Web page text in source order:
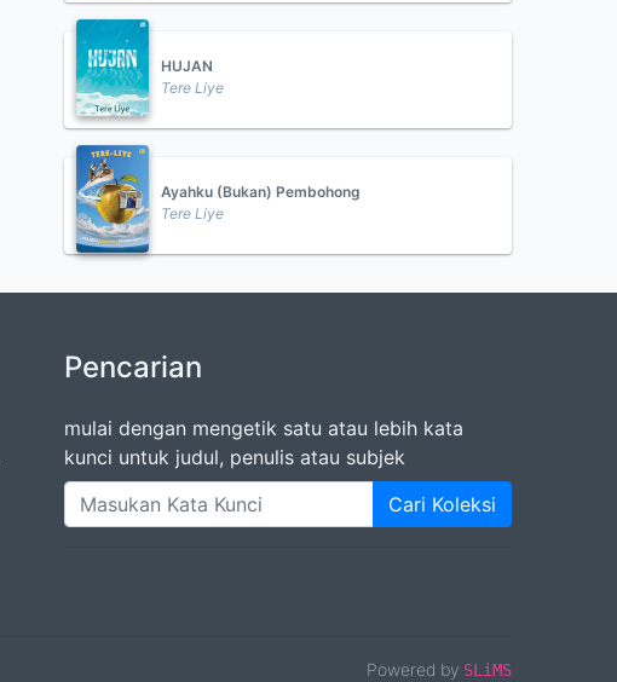
HUJAN
Tere Liye
Ayahku (Bukan) Pembohong
Tere Liye
Pencarian
mulai dengan mengetik satu atau lebih kata
kunci untuk judul, penulis atau subjek
Cari Koleksi
Powered by SLiMS